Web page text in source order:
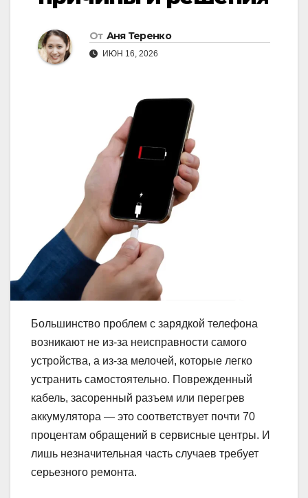
От Аня Теренко
ИЮН 16, 2026
Большинство проблем с зарядкой телефона
возникают не из-за неисправности самого
устройства, а из-за мелочей, которые легко
устранить самостоятельно. Поврежденный
кабель, засоренный разъем или перегрев
аккумулятора — это соответствует почти 70
процентам обращений в сервисные центры. И
лишь незначительная часть случаев требует
серьезного ремонта.